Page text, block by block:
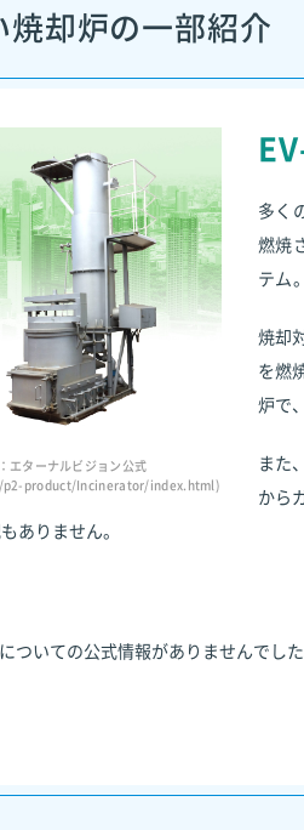
焼却炉の一部紹介
エターナルビジョン公式
product/Incinerator/index.html)
多く
燃焼
テム。
焼却
を燃
炉で
また
から
ありません。
ついての公式情報がありませんでした